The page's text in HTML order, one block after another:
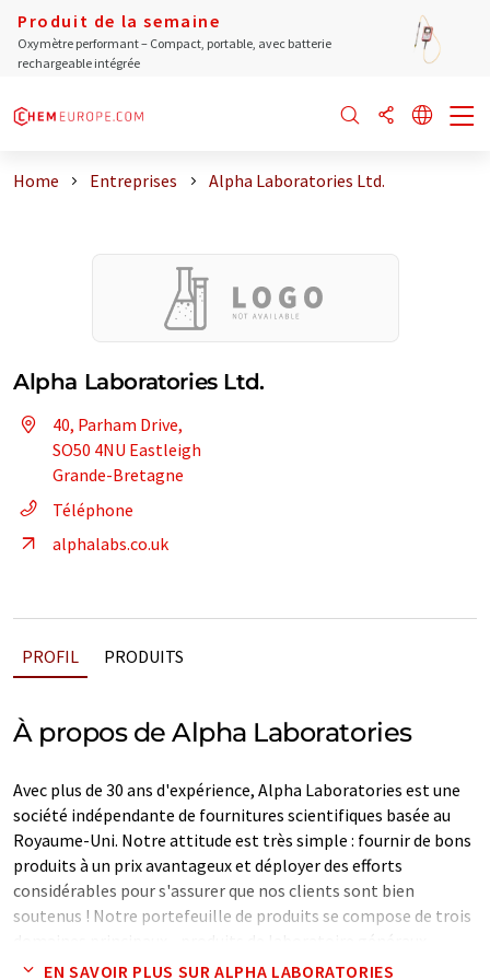
Produit de la semaine
Oxymètre performant – Compact, portable, avec batterie
rechargeable intégrée
Home Entreprises Alpha Laboratories Ltd.
Alpha Laboratories Ltd.
40, Parham Drive,
SO50 4NU Eastleigh
Grande-Bretagne
Téléphone
alphalabs.co.uk
PROFIL PRODUITS
À propos de Alpha Laboratories
Avec plus de 30 ans d'expérience, Alpha Laboratories est une
société indépendante de fournitures scientifiques basée au
Royaume-Uni. Notre attitude est très simple : fournir de bons
produits à un prix avantageux et déployer des efforts
considérables pour s'assurer que nos clients sont bien
soutenus ! Notre portefeuille de produits se compose de trois
produits de biologie moléculaire et diagnostics - soutenus par
EN SAVOIR PLUS SUR ALPHA LABORATORIES